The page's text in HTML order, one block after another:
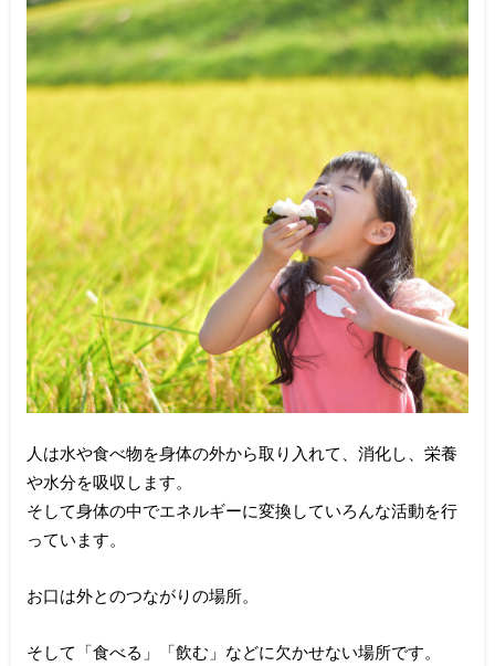
人は水や食べ物を身体の外から取り入れて、消化し、栄養
や水分を吸収します。
そして身体の中でエネルギーに変換していろんな活動を行
っています。
お口は外とのつながりの場所。
そして「食べる」「飲む」などに欠かせない場所です。